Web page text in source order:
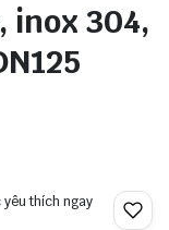
inox 304,
yêu thích ngay